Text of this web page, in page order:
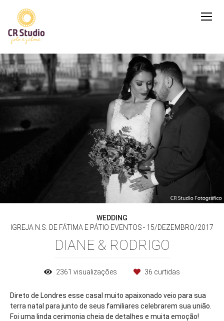
WEDDING
IGREJA N.S. DE FÁTIMA E PÁTIO EVENTOS
15/DEZEMBRO/2017
DIANE & RODRIGO
2361 visualizações 36 curtidas
Direto de Londres esse casal muito apaixonado veio para sua
terra natal para junto de seus familiares celebrarem sua união.
Foi uma linda cerimonia cheia de detalhes e muita emoção!